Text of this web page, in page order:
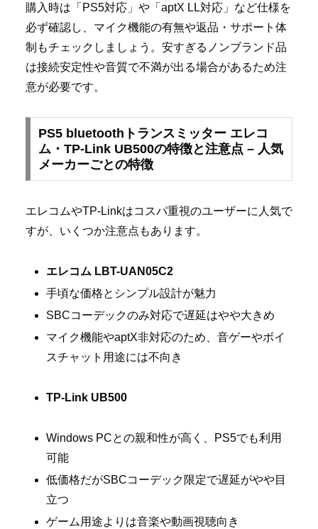
購入時は「PS5対応」や「aptX LL対応」など仕様を
必ず確認し、マイク機能の有無や返品・サポート体
制もチェックしましょう。安すぎるノンブランド品
は接続安定性や音質で不満が出る場合があるため注
意が必要です。
PS5 bluetoothトランスミッター エレコ
ム・TP-Link UB500の特徴と注意点 – 人気
メーカーごとの特徴
エレコムやTP-Linkはコスパ重視のユーザーに人気で
すが、いくつか注意点もあります。
エレコム LBT-UAN05C2
手頃な価格とシンプル設計が魅力
SBCコーデックのみ対応で遅延はやや大きめ
マイク機能やaptX非対応のため、音ゲーやボイ
スチャット用途には不向き
TP-Link UB500
Windows PCとの親和性が高く、PS5でも利用
可能
低価格だがSBCコーデック限定で遅延がやや目
立つ
ゲーム用途よりは音楽や動画視聴向き